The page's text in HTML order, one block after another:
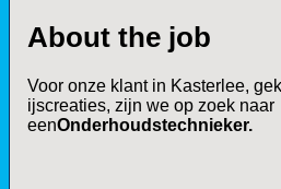
About the job
Voor onze klant in Kasterlee,
ijscreaties, zijn we op zoek naar
eenOnderhoudstechnieker.